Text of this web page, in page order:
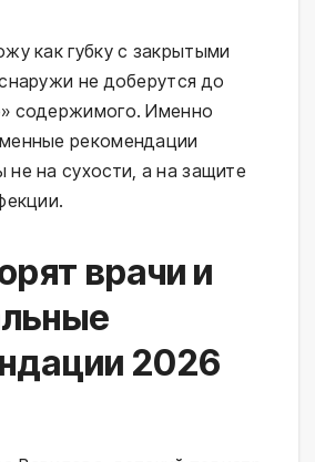
как губку с закрытыми
не доберутся до
содержимого. Именно
рекомендации
не на сухости, а на защите
врачи и
2026